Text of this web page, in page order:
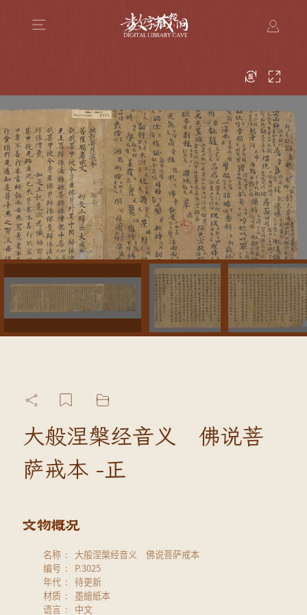
大般涅槃经音义 佛说菩
萨戒本 -正
名称
大般涅槃经音义 佛说菩萨戒本
编号
P.3025
年代
待更新
材质
墨繪紙本
语言
中文